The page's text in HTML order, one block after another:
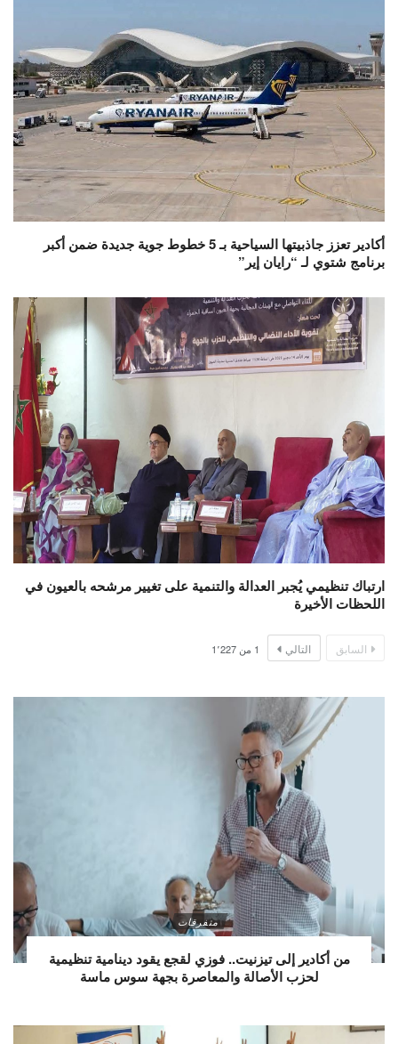
أكادير تعزز جاذبيتها السياحية بـ 5 خطوط جوية جديدة ضمن أكبر
برنامج شتوي لـ “رايان إير”
ارتباك تنظيمي يُجبر العدالة والتنمية على تغيير مرشحه بالعيون في
اللحظات الأخيرة
السابق التالي 1 من 1٬227
متفرقات
من أكادير إلى تيزنيت.. فوزي لقجع يقود دينامية تنظيمية
لحزب الأصالة والمعاصرة بجهة سوس ماسة